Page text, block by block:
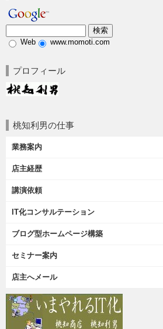
Web www.momoti.com
プロフィール
桃知利男の仕事
業務案内
店主経歴
講演依頼
IT化コンサルテーション
ブログ型ホームページ構築
セミナー案内
店主へメール